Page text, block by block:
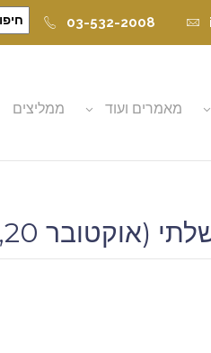
03-532-2008
מאמרים ועוד ממליצים
20, 2014)